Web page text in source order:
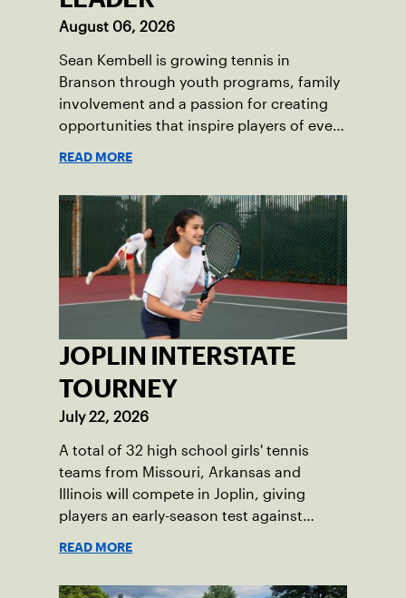
August 06, 2026
Sean Kembell is growing tennis in
Branson through youth programs, family
involvement and a passion for creating
opportunities that inspire players of every
READ MORE
JOPLIN INTERSTATE
TOURNEY
July 22, 2026
A total of 32 high school girls' tennis
teams from Missouri, Arkansas and
Illinois will compete in Joplin, giving
players an early-season test against
READ MORE